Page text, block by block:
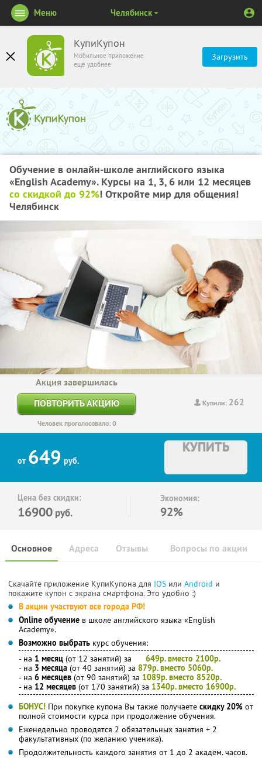
КупиКупон
Мобильное приложение
ещё удобнее
Загрузить
Меню Челябинск
Обучение в онлайн-школе английского языка
«English Academy». Курсы на 1, 3, 6 или 12 месяцев
со скидкой до 92%! Откройте мир для общения!
Челябинск
Купили: 262
Акция завершилась
ПОВТОРИТЬ АКЦИЮ
Человек проголосовало: 0
от 649 руб.
КУПИТЬ
Цена без скидки:
16900 руб.
Экономия:
92%
Основное Отзывы Вопросы по акции
Адреса
Скачайте приложение КупиКупона для IOS или Android и
покажите купон с экрана смартфона. Это удобно :)
В акции участвуют все города РФ!
Online обучение в школе английского языка «English
Academy».
Возможно выбрать курс обучения:
- на 1 месяц (от 12 занятий) за 649р. вместо 2100р.
- на 3 месяца (от 40 занятий) за 879р. вместо 5060р.
- на 6 месяцев (от 90 занятий) за 1089р. вместо 8520р.
- на 12 месяцев (от 170 занятий) за 1340р. вместо 16900р.
БОНУС! При покупке купона Вы также получаете скидку 20% от
полной стоимости курса при продолжение обучения.
Еженедельно проводятся 2 обязательных занятия + 2
факультативных (по желанию ученика).
Продолжительность каждого занятия от 1 до 2 академ. часов.